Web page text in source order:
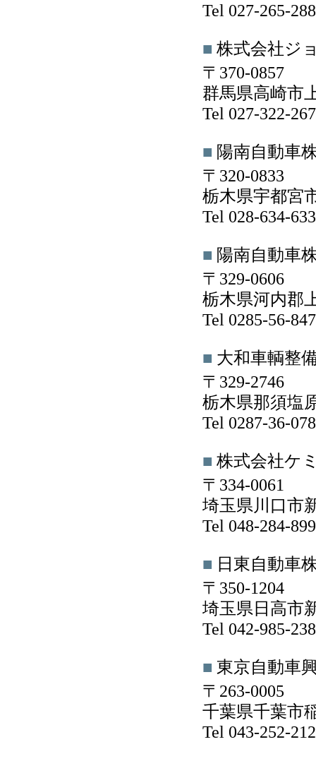
Tel 027-265-
■ 株式会社ジ
〒370-0857
群馬県高崎市
Tel 027-322-
■ 陽南自動車
〒320-0833
栃木県宇都宮
Tel 028-634-
■ 陽南自動車
〒329-0606
栃木県河内郡
Tel 0285-56-
■ 大和車輌整
〒329-2746
栃木県那須塩
Tel 0287-36-
■ 株式会社ケ
〒334-0061
埼玉県川口市
Tel 048-284-
■ 日東自動車
〒350-1204
埼玉県日高市
Tel 042-985-
■ 東京自動車
〒263-0005
千葉県千葉市
Tel 043-252-